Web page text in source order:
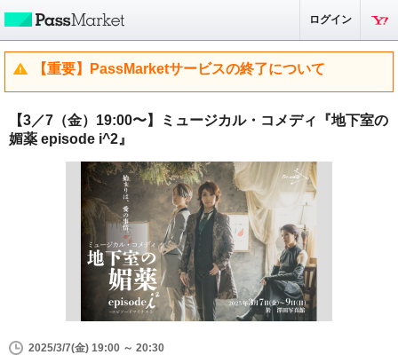
ログイン
【重要】PassMarketサービスの終了について
【3／7（金）19:00〜】ミュージカル・コメディ『地下室の
媚薬 episode i^2』
2025/3/7(金) 19:00 ～ 20:30